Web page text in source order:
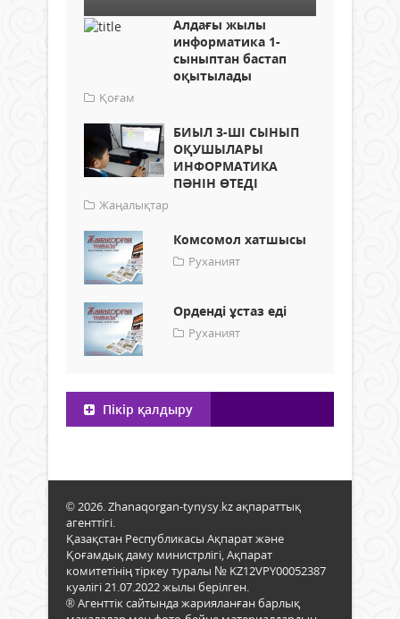
Алдағы жылы
информатика 1-
сыныптан бастап
оқытылады
Қоғам
БИЫЛ 3-ШІ СЫНЫП
ОҚУШЫЛАРЫ
ИНФОРМАТИКА
ПӘНІН ӨТЕДІ
Жаңалықтар
Комсомол хатшысы
Руханият
Орденді ұстаз еді
Руханият
Пікір қалдыру
© 2026. Zhanaqorgan-tynysy.kz ақпараттық
агенттігі.
Қазақстан Республикасы Ақпарат және
Қоғамдық даму министрлігі, Ақпарат
комитетінің тіркеу туралы № KZ12VPY00052387
куәлігі 21.07.2022 жылы берілген.
® Агенттік сайтында жарияланған барлық